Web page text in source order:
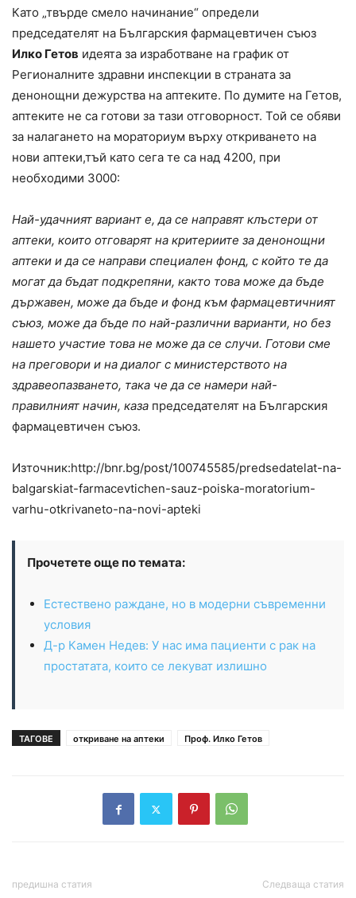
Като „твърде смело начинание“ определи
председателят на Българския фармацевтичен съюз
Илко Гетов идеята за изработване на график от
Регионалните здравни инспекции в страната за
денонощни дежурства на аптеките. По думите на Гетов,
аптеките не са готови за тази отговорност. Той се обяви
за налагането на мораториум върху откриването на
нови аптеки,тъй като сега те са над 4200, при
необходими 3000:
Най-удачният вариант е, да се направят клъстери от
аптеки, които отговарят на критериите за денонощни
аптеки и да се направи специален фонд, с който те да
могат да бъдат подкрепяни, както това може да бъде
държавен, може да бъде и фонд към фармацевтичният
съюз, може да бъде по най-различни варианти, но без
нашето участие това не може да се случи. Готови сме
на преговори и на диалог с министерството на
здравеопазването, така че да се намери най-
правилният начин, каза председателят на Българския
фармацевтичен съюз.
Източник:http://bnr.bg/post/100745585/predsedatelat-na-
balgarskiat-farmacevtichen-sauz-poiska-moratorium-
varhu-otkrivaneto-na-novi-apteki
Прочетете още по темата:
Естествено раждане, но в модерни съвременни
условия
Д-р Камен Недев: У нас има пациенти с рак на
простатата, които се лекуват излишно
ТАГОВЕ откриване на аптеки Проф. Илко Гетов
предишна статия Следваща статия